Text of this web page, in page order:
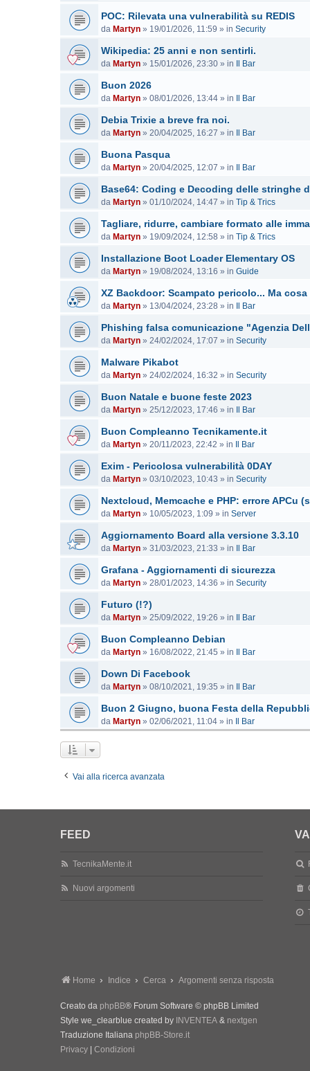
POC: Rilevata una vulnerabilità su REDIS
da Martyn » 19/01/2026, 11:59 » in Security
Wikipedia: 25 anni e non sentirli.
da Martyn » 15/01/2026, 23:30 » in Il Bar
Buon 2026
da Martyn » 08/01/2026, 13:44 » in Il Bar
Debia Trixie a breve fra noi.
da Martyn » 20/04/2025, 16:27 » in Il Bar
Buona Pasqua
da Martyn » 20/04/2025, 12:07 » in Il Bar
Base64: Coding e Decoding delle stringhe
da Martyn » 01/10/2024, 14:47 » in Tip & Trics
Tagliare, ridurre, cambiare formato alle
da Martyn » 19/09/2024, 12:58 » in Tip & Trics
Installazione Boot Loader Elementary OS
da Martyn » 19/08/2024, 13:16 » in Guide
XZ Backdoor: Scampato pericolo... Ma
da Martyn » 13/04/2024, 23:28 » in Il Bar
Phishing falsa comunicazione "Agenzia
da Martyn » 24/02/2024, 17:07 » in Security
Malware Pikabot
da Martyn » 24/02/2024, 16:32 » in Security
Buon Natale e buone feste 2023
da Martyn » 25/12/2023, 17:46 » in Il Bar
Buon Compleanno Tecnikamente.it
da Martyn » 20/11/2023, 22:42 » in Il Bar
Exim - Pericolosa vulnerabilità 0DAY
da Martyn » 03/10/2023, 10:43 » in Security
Nextcloud, Memcache e PHP: errore APCu
da Martyn » 10/05/2023, 1:09 » in Server
Aggiornamento Board alla versione 3.3.10
da Martyn » 31/03/2023, 21:33 » in Il Bar
Grafana - Aggiornamenti di sicurezza
da Martyn » 28/01/2023, 14:36 » in Security
Futuro (!?)
da Martyn » 25/09/2022, 19:26 » in Il Bar
Buon Compleanno Debian
da Martyn » 16/08/2022, 21:45 » in Il Bar
Down Di Facebook
da Martyn » 08/10/2021, 19:35 » in Il Bar
Buon 2 Giugno, buona Festa della
da Martyn » 02/06/2021, 11:04 » in Il Bar
Vai alla ricerca avanzata
FEED
TecnikaMente.it
Nuovi argomenti
Home Indice Cerca Argomenti senza risposta
Creato da phpBB® Forum Software © phpBB Limited
Style we_clearblue created by INVENTEA & nextgen
Traduzione Italiana phpBB-Store.it
Privacy
Condizioni